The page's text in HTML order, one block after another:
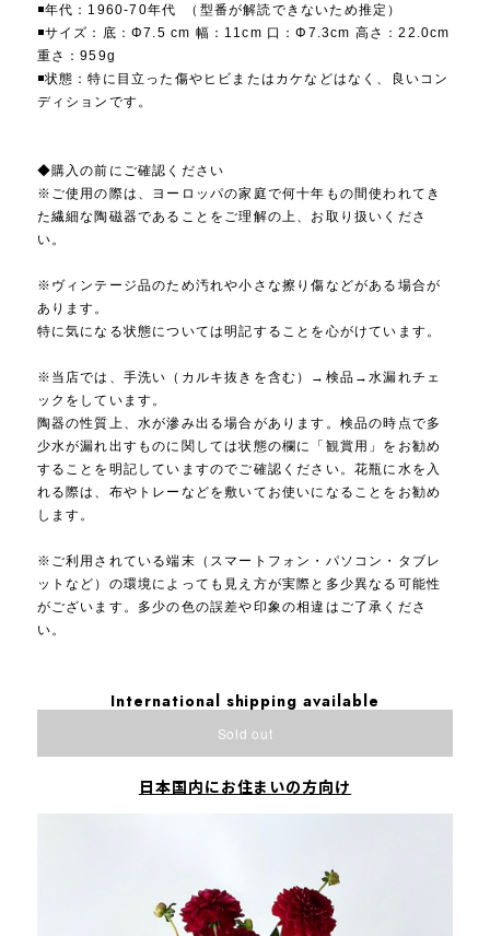
◾️年代：1960-70年代 （型番が解読できないため推定）
◾️サイズ：底：Φ7.5 cm 幅：11cm 口：Φ7.3cm 高さ：22.0cm
重さ：959g
◾️状態：特に目立った傷やヒビまたはカケなどはなく、良いコン
ディションです。
◆購入の前にご確認ください
※ご使用の際は、ヨーロッパの家庭で何十年もの間使われてき
た繊細な陶磁器であることをご理解の上、お取り扱いくださ
い。
※ヴィンテージ品のため汚れや小さな擦り傷などがある場合が
あります。
特に気になる状態については明記することを心がけています。
※当店では、手洗い（カルキ抜きを含む）→検品→水漏れチェ
ックをしています。
陶器の性質上、水が滲み出る場合があります。検品の時点で多
少水が漏れ出すものに関しては状態の欄に「観賞用」をお勧め
することを明記していますのでご確認ください。花瓶に水を入
れる際は、布やトレーなどを敷いてお使いになることをお勧め
します。
※ご利用されている端末（スマートフォン・パソコン・タブレ
ットなど）の環境によっても見え方が実際と多少異なる可能性
がございます。多少の色の誤差や印象の相違はご了承くださ
い。
International shipping available
Sold out
日本国内にお住まいの方向け